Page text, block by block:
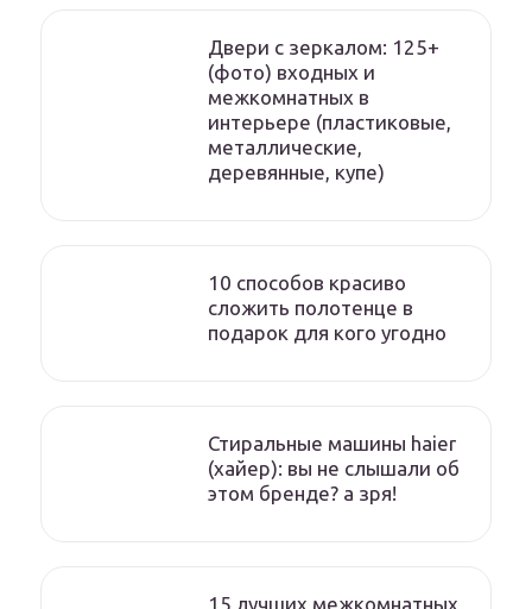
Двери с зеркалом: 125+
(фото) входных и
межкомнатных в
интерьере (пластиковые,
металлические,
деревянные, купе)
10 способов красиво
сложить полотенце в
подарок для кого угодно
Стиральные машины haier
(хайер): вы не слышали об
этом бренде? а зря!
15 лучших межкомнатных